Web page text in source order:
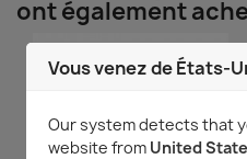
ont également
Vous venez de États-
Our system detects that
website from United